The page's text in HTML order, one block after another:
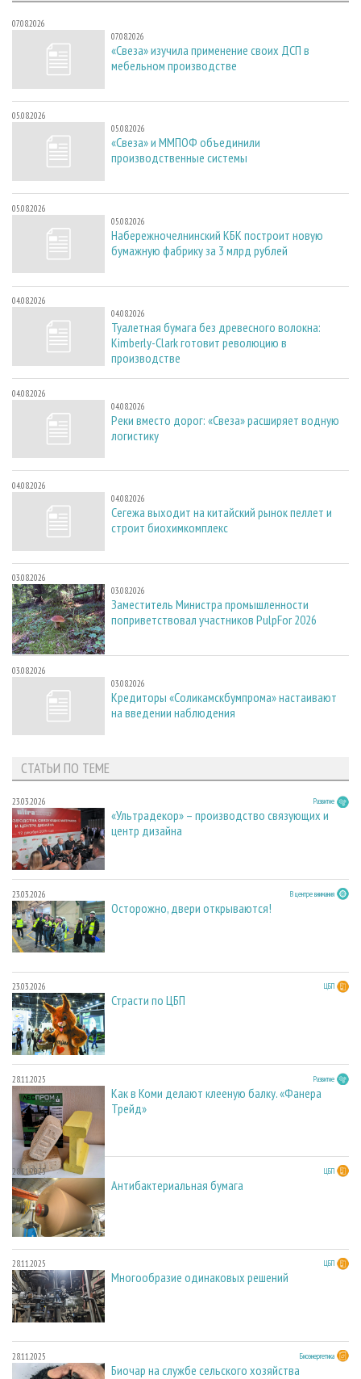
07.08.2026
07.08.2026
«Свеза» изучила применение своих ДСП в
мебельном производстве
05.08.2026
05.08.2026
«Свеза» и ММПОФ объединили
производственные системы
05.08.2026
05.08.2026
Набережночелнинский КБК построит новую
бумажную фабрику за 3 млрд рублей
04.08.2026
04.08.2026
Туалетная бумага без древесного волокна:
Kimberly-Clark готовит революцию в
производстве
04.08.2026
04.08.2026
Реки вместо дорог: «Свеза» расширяет водную
логистику
04.08.2026
04.08.2026
Сегежа выходит на китайский рынок пеллет и
строит биохимкомплекс
03.08.2026
03.08.2026
Заместитель Министра промышленности
поприветствовал участников PulpFor 2026
03.08.2026
03.08.2026
Кредиторы «Соликамскбумпрома» настаивают
на введении наблюдения
СТАТЬИ ПО ТЕМЕ
23.03.2026 Развитие
«Ультрадекор» – производство связующих и
центр дизайна
23.03.2026 В центре внимания
Осторожно, двери открываются!
23.03.2026 ЦБП
Страсти по ЦБП
28.11.2025 Развитие
Как в Коми делают клееную балку. «Фанера
Трейд»
28.11.2025 ЦБП
Антибактериальная бумага
28.11.2025 ЦБП
Многообразие одинаковых решений
28.11.2025 Биоэнергетика
Биочар на службе сельского хозяйства